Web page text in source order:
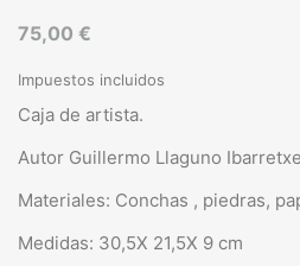
75,00 €
Impuestos incluidos
Caja de artista.
Autor Guillermo Llaguno
Materiales: Conchas , piedras,
Medidas: 30,5X 21,5X 9 cm